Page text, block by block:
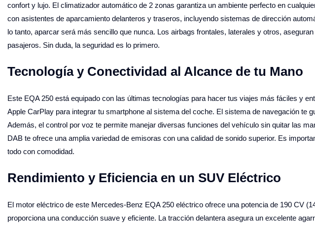
confort y lujo. El climatizador automático de 2 zonas garantiza un ambiente perfecto en
con asistentes de aparcamiento delanteros y traseros, incluyendo sistemas de dirección
lo tanto, aparcar será más sencillo que nunca. Los airbags frontales, laterales y otros,
pasajeros. Sin duda, la seguridad es lo primero.
Tecnología y Conectividad al Alcance de tu Mano
Este EQA 250 está equipado con las últimas tecnologías para hacer tus viajes más fáciles y
Apple CarPlay para integrar tu smartphone al sistema del coche. El sistema de navegación te
Además, el control por voz te permite manejar diversas funciones del vehículo sin quitar las
DAB te ofrece una amplia variedad de emisoras con una calidad de sonido superior. Es
todo con comodidad.
Rendimiento y Eficiencia en un SUV Eléctrico
El motor eléctrico de este Mercedes-Benz EQA 250 eléctrico ofrece una potencia de 190 CV
proporciona una conducción suave y eficiente. La tracción delantera asegura un excelente